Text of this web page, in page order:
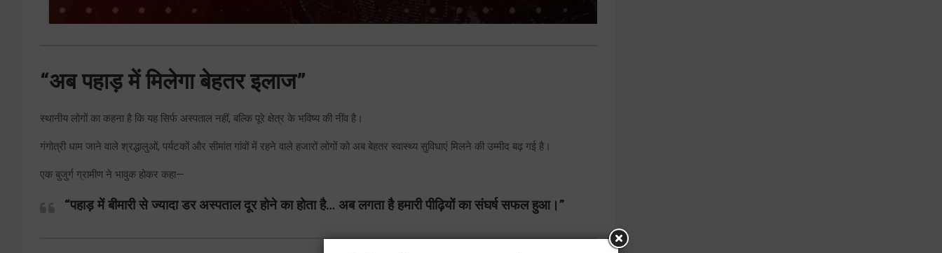
“अब पहाड़ में मिलेगा बेहतर इलाज”
स्थानीय लोगों का कहना है कि यह सिर्फ अस्पताल नहीं, बल्कि पूरे क्षेत्र के भविष्य की नींव है।
गंगोत्री धाम जाने वाले श्रद्धालुओं, पर्यटकों और सीमांत गांवों में रहने वाले हजारों लोगों को अब बेहतर स्वास्थ्य सुविधाएं मिलने की उम्मीद बढ़ गई है।
एक बुजुर्ग ग्रामीण ने भावुक होकर कहा—
“पहाड़ में बीमारी से ज्यादा डर अस्पताल दूर होने का होता है… अब लगता है हमारी पीढ़ियों का संघर्ष सफल हुआ।”